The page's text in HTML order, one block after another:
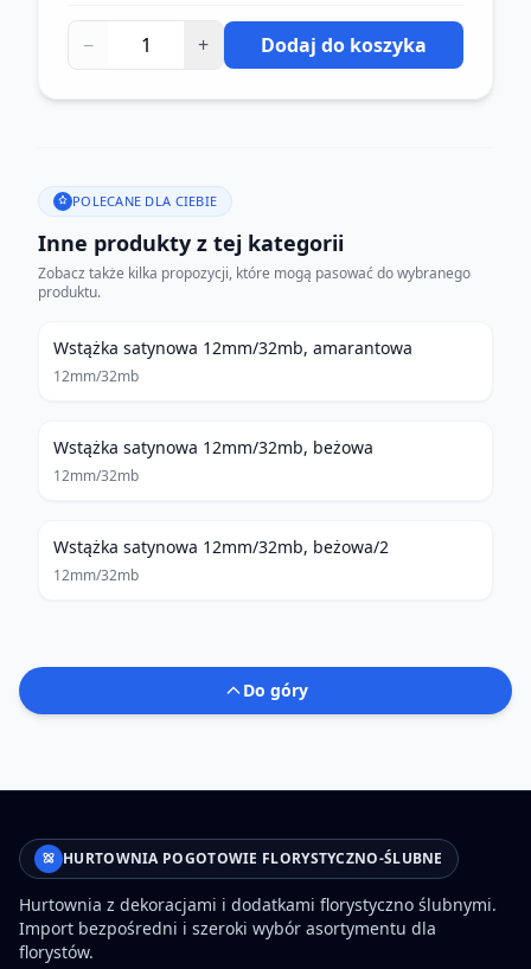
− + Dodaj do koszyka
POLECANE DLA CIEBIE
Inne produkty z tej kategorii
Zobacz także kilka propozycji, które mogą pasować do wybranego
produktu.
Wstążka satynowa 12mm/32mb, amarantowa
12mm/32mb
Wstążka satynowa 12mm/32mb, beżowa
12mm/32mb
Wstążka satynowa 12mm/32mb, beżowa/2
12mm/32mb
Do góry
HURTOWNIA POGOTOWIE FLORYSTYCZNO-ŚLUBNE
Hurtownia z dekoracjami i dodatkami florystyczno ślubnymi.
Import bezpośredni i szeroki wybór asortymentu dla
florystów.